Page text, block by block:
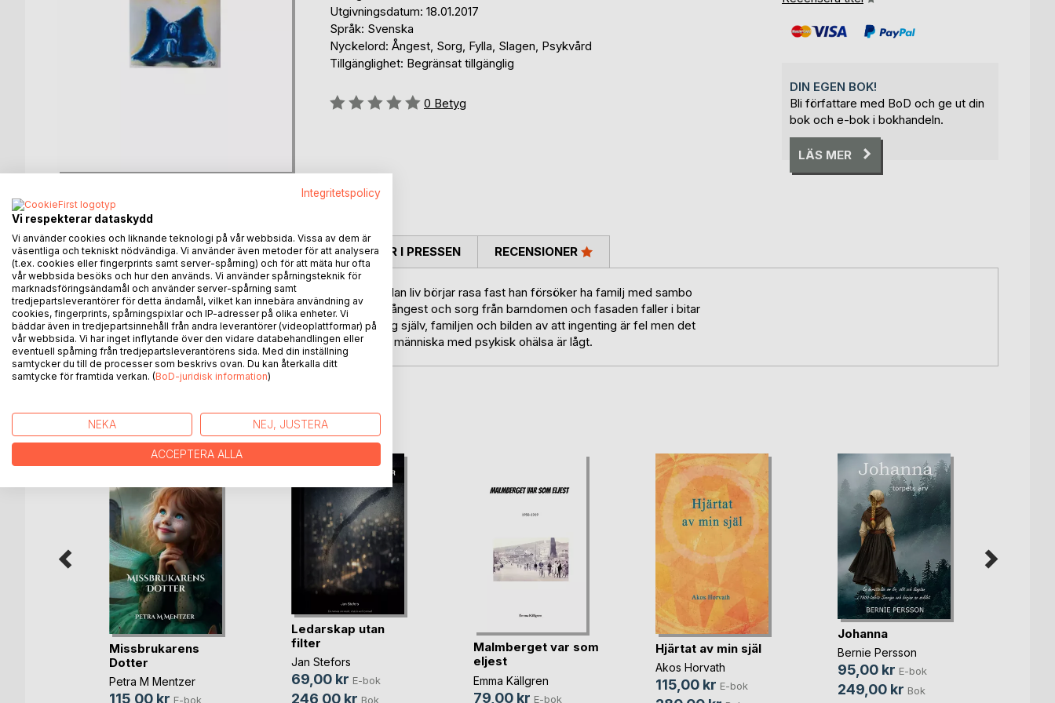
Utgivningsdatum: 18.01.2017
Språk: Svenska
Nyckelord: Ångest, Sorg, Fylla, Slagen, Psykvård
Tillgänglighet: Begränsat tillgänglig
Betyg::
0 Betyg
DIN EGEN BOK!
Bli författare med BoD och ge ut din
bok och e-bok i bokhandeln.
LÄS MER
BESKRIVNING
Johan är 43 år och möter för första gången psykvården. Han liv börjar rasa fast han försöker ha familj med sambo
och barn. Någonting jagar honom, ett välbekant spöke av ångest och sorg från barndomen och fasaden faller i bitar
liksom han själv. Han försöker i det längsta att hålla ihop sig själv, familjen och bilden av att ingenting är fel men det
går inte. Han faller mer och mer och inser att värdet på en människa med psykisk ohälsa är lågt.
FÖRFATTARE KOMMENTARER I PRESSEN RECENSIONER
ANDRA TITLAR HOSBoD
Missbrukarens
Dotter
Petra M Mentzer
115,00 kr E-bok
Ledarskap utan
filter
Jan Stefors
69,00 kr E-bok
246,00 kr Bok
Malmberget var som
eljest
Emma Källgren
79,00 kr E-bok
Hjärtat av min själ
Akos Horvath
115,00 kr E-bok
Johanna
Bernie Persson
95,00 kr E-bok
249,00 kr Bok
Integritetspolicy
Vi respekterar dataskydd
Vi använder cookies och liknande teknologi på vår webbsida. Vissa av dem är
väsentliga och tekniskt nödvändiga. Vi använder även metoder för att analysera
(t.ex. cookies eller fingerprints samt server-spårning) och för att mäta hur ofta
vår webbsida besöks och hur den används. Vi använder spårningsteknik för
marknadsföringsändamål och använder server-spårning samt
tredjepartsleverantörer för detta ändamål, vilket kan innebära användning av
cookies, fingerprints, spårningspixlar och IP-adresser på olika enheter. Vi
bäddar även in tredjepartsinnehåll från andra leverantörer (videoplattformar) på
vår webbsida. Vi har inget inflytande över den vidare databehandlingen eller
eventuell spårning från tredjepartsleverantörens sida. Med din inställning
samtycker du till de processer som beskrivs ovan. Du kan återkalla ditt
samtycke för framtida verkan. (BoD-juridisk information)
NEKA NEJ, JUSTERA
ACCEPTERA ALLA